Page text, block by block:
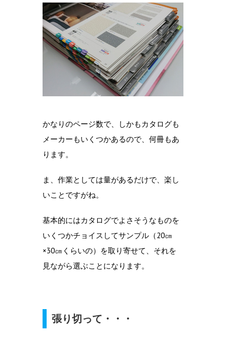
かなりのページ数で、しかもカタログも
メーカーもいくつかあるので、何冊もあ
ります。
ま、作業としては量があるだけで、楽し
いことですがね。
基本的にはカタログでよさそうなものを
いくつかチョイスしてサンプル（20㎝
×30㎝くらいの）を取り寄せて、それを
見ながら選ぶことになります。
張り切って・・・